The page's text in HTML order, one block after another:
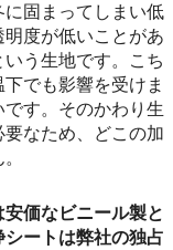
固まってしまい低
度が低いことがあ
う生地です。こち
でも影響を受けま
す。そのかわり生
なため、どこの加
価なビニール製と
ートは弊社の独占